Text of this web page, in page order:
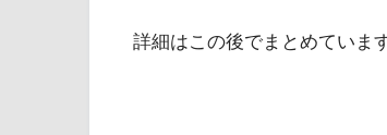
詳細はこの後でまとめていま